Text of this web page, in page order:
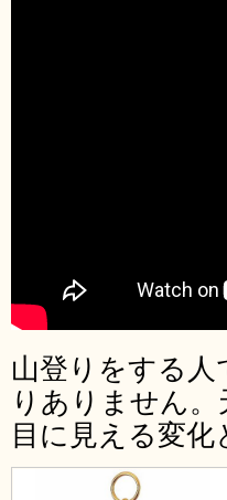
山登りをする
りありません
目に見える変